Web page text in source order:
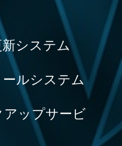
システム
ルシステム
ップサービ